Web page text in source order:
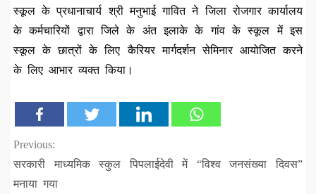
स्कूल के प्रधानाचार्य श्री मनुभाई गावित ने जिला रोजगार कार्यालय
के कर्मचारियों द्वारा जिले के अंत इलाके के गांव के स्कूल में इस
स्कूल के छात्रों के लिए कैरियर मार्गदर्शन सेमिनार आयोजित करने
के लिए आभार व्यक्त किया।
Continue
Reading
Previous:
सरकारी माध्यमिक स्कुल पिपलाईदेवी में “विश्व जनसंख्या दिवस”
मनाया गया